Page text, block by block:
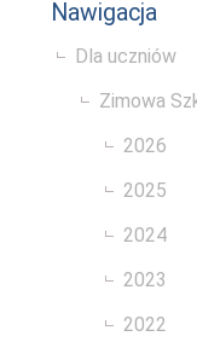
Nawigacja
Dla uczniów
Zimowa
2026
2025
2024
2023
2022